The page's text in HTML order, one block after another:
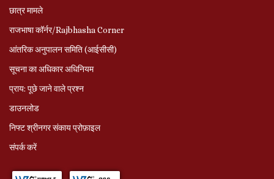
छात्र मामले
राजभाषा कॉर्नर/Rajbhasha Corner
आंतरिक अनुपालन समिति (आईसीसी)
सूचना का अधिकार अधिनियम
प्राय: पूछे जाने वाले प्रश्‍न
डाउनलोड
निफ्ट श्रीनगर संकाय प्रोफ़ाइल
संपर्क करें